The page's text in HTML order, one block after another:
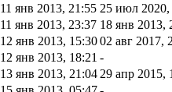
11 янв 2013, 21:55 25 июл 2020,
11 янв 2013, 23:37 18 янв 2013,
12 янв 2013, 15:3002 авг 2017,
12 янв 2013, 18:21 -
13 янв 2013, 21:04 29 апр 2015,